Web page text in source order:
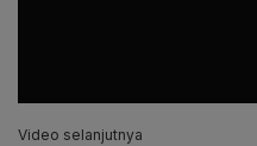
Video selanjutnya